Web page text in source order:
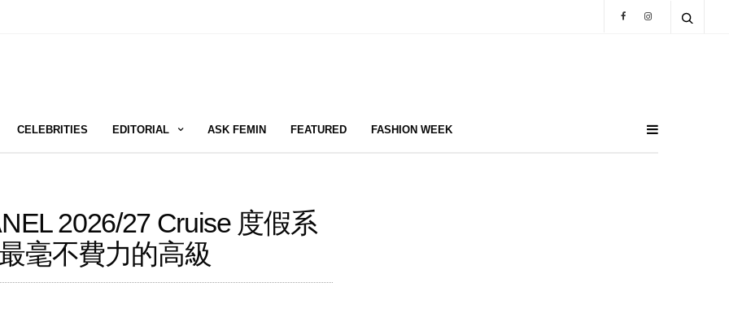
CELEBRITIES EDITORIAL ASK FEMIN FEATURED FASHION WEEK
2026/27 Cruise 度假系
毫不費力的高級